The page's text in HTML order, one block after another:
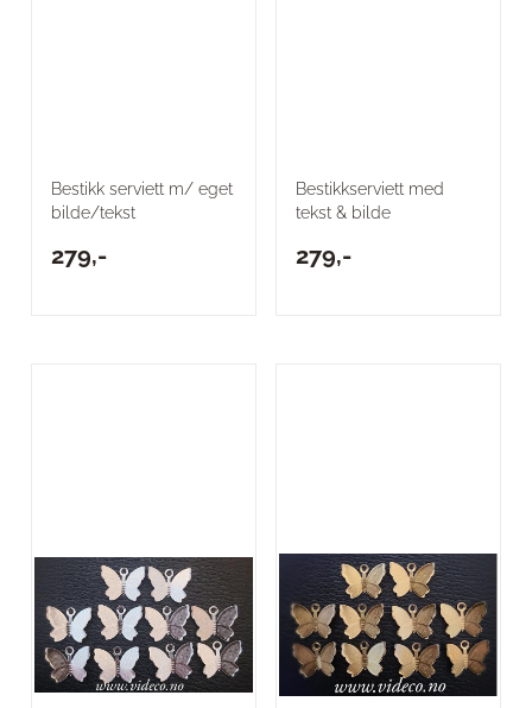
Bestikk serviett m/ eget
bilde/tekst
279,-
Bestikkserviett med
tekst & bilde
279,-